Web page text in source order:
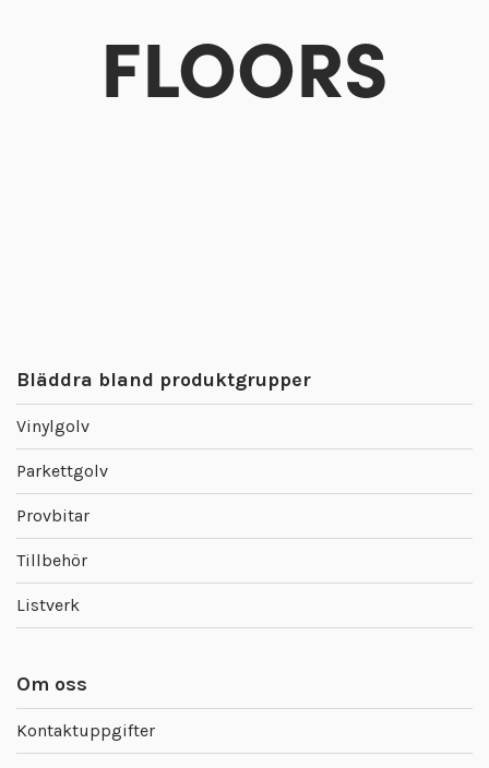
FLOORS
Bläddra bland produktgrupper
Vinylgolv
Parkettgolv
Provbitar
Tillbehör
Listverk
Om oss
Kontaktuppgifter